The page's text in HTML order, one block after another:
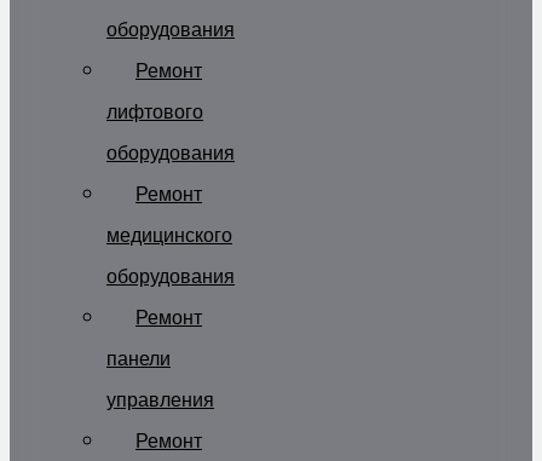
оборудования
Ремонт
лифтового
оборудования
Ремонт
медицинского
оборудования
Ремонт
панели
управления
Ремонт